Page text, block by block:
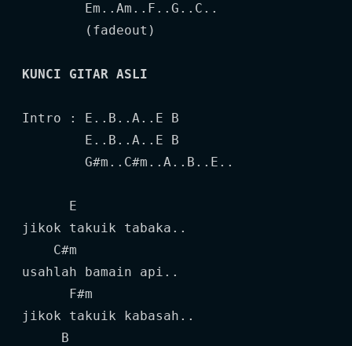
        Em..Am..F..G..C..
        (fadeout)
KUNCI GITAR ASLI
Intro : E..B..A..E B
        E..B..A..E B
        G#m..C#m..A..B..E..
      E
jikok takuik tabaka..
    C#m
usahlah bamain api..
      F#m
jikok takuik kabasah..
     B